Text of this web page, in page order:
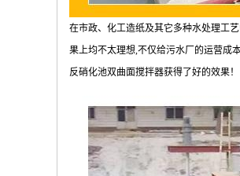
在市政、化工造纸及其它多种水处理工
果上均不太理想,不仅给污水厂的运营成
反硝化池双曲面搅拌器获得了好的效果！